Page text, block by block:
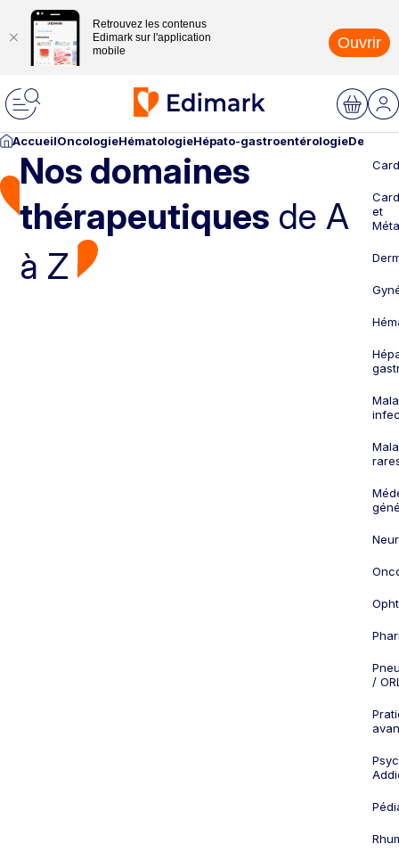
Retrouvez les contenus
Edimark sur l'application
mobile
Ouvrir
AccueilOncologieHématologieHépato-gastroentérologie
Nos domaines
thérapeutiques de A
à Z
et
/